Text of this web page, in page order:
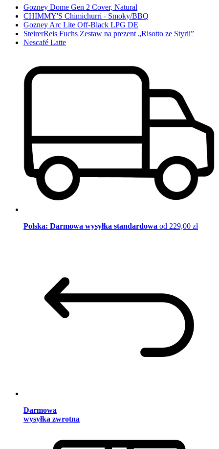
Gozney Dome Gen 2 Cover, Natural
CHIMMY'S Chimichurri - Smoky/BBQ
Gozney Arc Lite Off-Black LPG DE
SteirerReis Fuchs Zestaw na prezent „Risotto ze Styrii”
Nescafé Latte
Polska: Darmowa wysyłka standardowa od 229,00 zł
Darmowa
wysyłka zwrotna